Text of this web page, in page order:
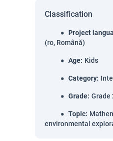
Classification
Project
(ro, Română)
Age: Kids
Category:
Grade: Grade
Topic:
environmental